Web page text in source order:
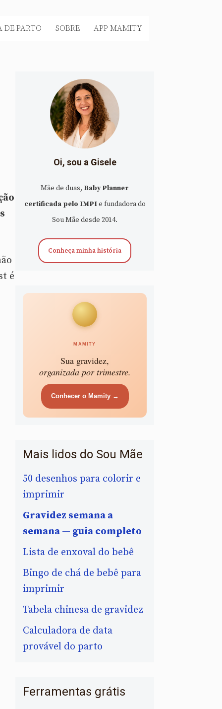
DE PARTO SOBRE APP MAMITY
é
Oi, sou a Gisele
Mãe de duas, Baby Planner
certificada pelo IMPIe fundadora do
Sou Mãe desde 2014.
Conheça minha história
MAMITY
Sua gravidez,
organizada por trimestre.
Conhecer o Mamity →
Mais lidos do Sou Mãe
50 desenhos para colorir e
imprimir
Gravidez semana a
semana — guia completo
Lista de enxoval do bebê
Bingo de chá de bebê para
imprimir
Tabela chinesa de gravidez
Calculadora de data
provável do parto
Ferramentas grátis